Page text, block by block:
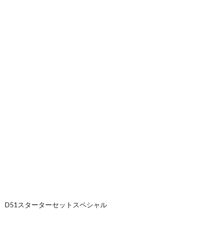
D51スターターセットスペシャル